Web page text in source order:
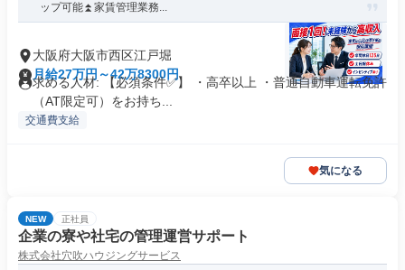
ップ可能⏫家賃管理業務...
大阪府大阪市西区江戸堀
月給27万円～42万8300円
求める人材: 【必須条件✅】 ・高卒以上 ・普通自動車運転免許
（AT限定可）をお持ち...
交通費支給
気になる
NEW 正社員
企業の寮や社宅の管理運営サポート
株式会社穴吹ハウジングサービス